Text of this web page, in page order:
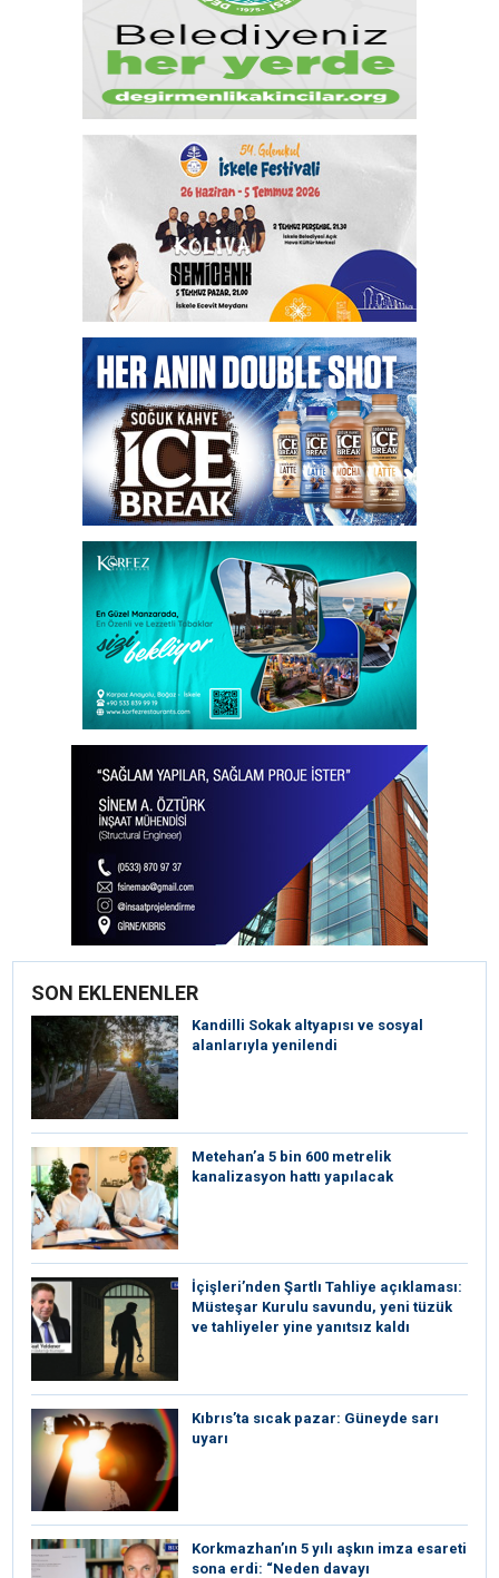
SON EKLENENLER
Kandilli Sokak altyapısı ve sosyal
alanlarıyla yenilendi
Metehan’a 5 bin 600 metrelik
kanalizasyon hattı yapılacak
İçişleri’nden Şartlı Tahliye açıklaması:
Müsteşar Kurulu savundu, yeni tüzük
ve tahliyeler yine yanıtsız kaldı
Kıbrıs’ta sıcak pazar: Güneyde sarı
uyarı
Korkmazhan’ın 5 yılı aşkın imza esareti
sona erdi: “Neden davayı